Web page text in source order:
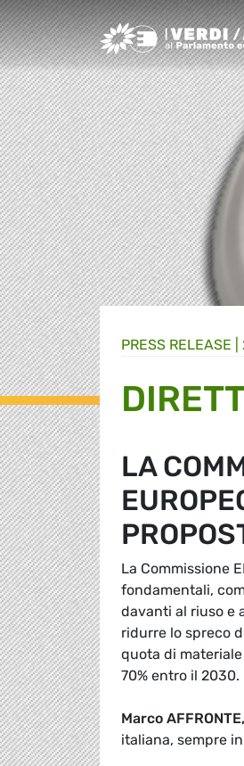
Greens/EFA Home
PRESS RELEASE |
LA
La Commissione
fondamentali,
davanti al riuso e
ridurre lo spreco
quota di
70% entro il 2030.
Marco AFFRONTE,
italiana, sempre